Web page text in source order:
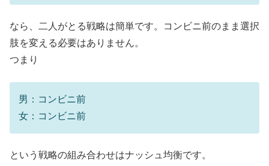
なら、二人がとる戦略は簡単です。コンビニ前のまま選択
肢を変える必要はありません。
つまり
男：コンビニ前
女：コンビニ前
という戦略の組み合わせはナッシュ均衡です。